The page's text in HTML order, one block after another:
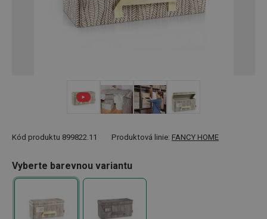
Kód produktu 899822.11 Produktová linie: FANCY HOME
Vyberte barevnou variantu